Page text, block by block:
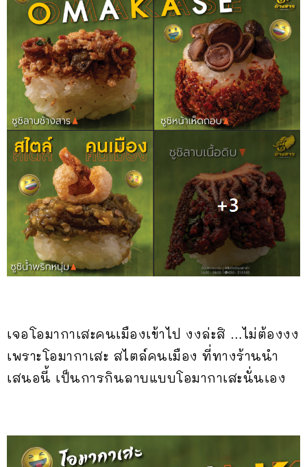
เจอโอมากาเสะคนเมืองเข้าไป งงล่ะสิ …ไม่ต้องงง
เพราะโอมากาเสะ สไตล์คนเมือง ที่ทางร้านนำ
เสนอนี้ เป็นการกินลาบแบบโอมากาเสะนั่นเอง